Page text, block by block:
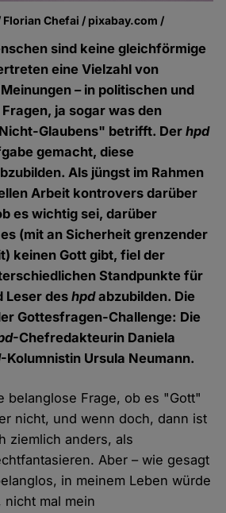
Chefai / pixabay.com /
sind keine gleichförmige
eine Vielzahl von
– in politischen und
ja sogar was den
Glaubens" betrifft. Derhpd
gemacht, diese
Als jüngst im Rahmen
Arbeit kontrovers darüber
es wichtig sei, darüber
(mit an Sicherheit grenzender
keinen Gott gibt, fiel der
Standpunkte für
Leser deshpdabzubilden. Die
Gottesfragen-Challenge: Die
-Chefredakteurin Daniela
-Kolumnistin Ursula Neumann.
belanglose Frage, ob es "Gott"
nicht, und wenn doch, dann ist
ziemlich anders, als
Aber – wie gesagt
in meinem Leben würde
mal mein